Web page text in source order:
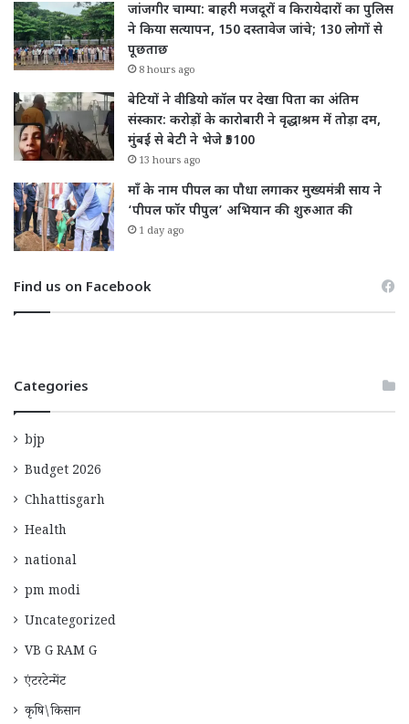
जांजगीर चाम्पा: बाहरी मजदूरों व किरायेदारों का पुलिस
ने किया सत्यापन, 150 दस्तावेज जांचे; 130 लोगों से
पूछताछ
8 hours ago
बेटियों ने वीडियो कॉल पर देखा पिता का अंतिम
संस्कार: करोड़ों के कारोबारी ने वृद्धाश्रम में तोड़ा दम,
मुंबई से बेटी ने भेजे ₹5100
13 hours ago
माँ के नाम पीपल का पौधा लगाकर मुख्यमंत्री साय ने
‘पीपल फॉर पीपुल’ अभियान की शुरुआत की
1 day ago
Find us on Facebook
Categories
bjp
Budget 2026
Chhattisgarh
Health
national
pm modi
Uncategorized
VB G RAM G
एंटरटेन्मेंट
कृषि\किसान